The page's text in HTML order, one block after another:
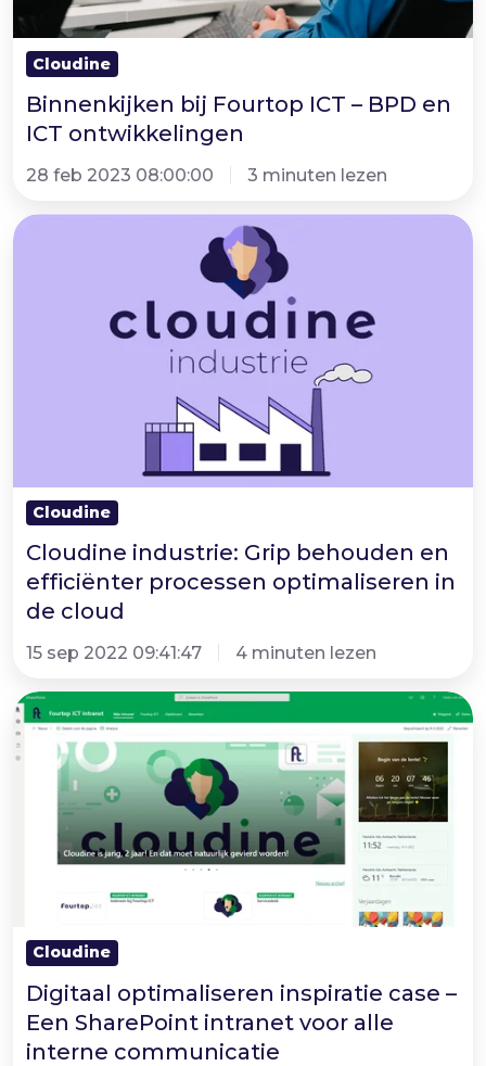
Cloudine
Binnenkijken bij Fourtop ICT – BPD en
ICT ontwikkelingen
28 feb 2023 08:00:00 3 minuten lezen
Cloudine
behouden
de
cloud
Cloudine
Cloudine industrie: Grip behouden en
efficiënter processen optimaliseren in
de cloud
15 sep 2022 09:41:47 4 minuten lezen
Digitaal
optimaliseren
inspiratie
case
SharePoint
voor
alle
interne
communicatie
Cloudine
Digitaal optimaliseren inspiratie case –
Een SharePoint intranet voor alle
interne communicatie